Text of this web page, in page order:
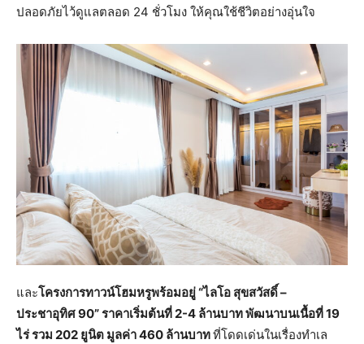
ปลอดภัยไว้ดูแลตลอด 24 ชั่วโมง ให้คุณใช้ชีวิตอย่างอุ่นใจ
และโครงการทาวน์โฮมหรูพร้อมอยู่ “ไลโอ สุขสวัสดิ์ –
ประชาอุทิศ 90” ราคาเริ่มต้นที่ 2-4 ล้านบาท พัฒนาบนเนื้อที่ 19
ไร่ รวม 202 ยูนิต มูลค่า 460 ล้านบาทที่โดดเด่นในเรื่องทำเล